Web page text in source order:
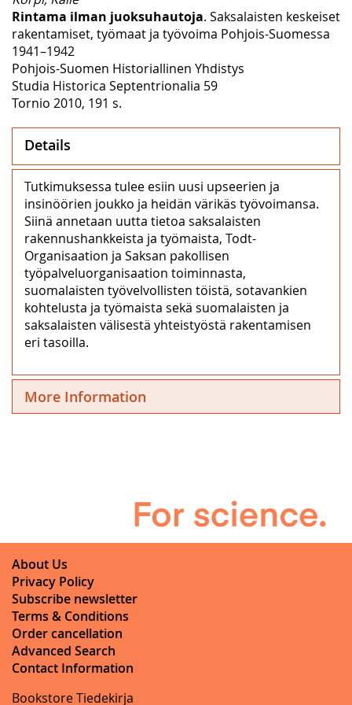
Rintama ilman juoksuhautoja. Saksalaisten keskeiset
rakentamiset, työmaat ja työvoima Pohjois-Suomessa
1941–1942
Pohjois-Suomen Historiallinen Yhdistys
Studia Historica Septentrionalia 59
Tornio 2010, 191 s.
Details
Tutkimuksessa tulee esiin uusi upseerien ja
insinöörien joukko ja heidän värikäs työvoimansa.
Siinä annetaan uutta tietoa saksalaisten
rakennushankkeista ja työmaista, Todt-
Organisaation ja Saksan pakollisen
työpalveluorganisaation toiminnasta,
suomalaisten työvelvollisten töistä, sotavankien
kohtelusta ja työmaista sekä suomalaisten ja
saksalaisten välisestä yhteistyöstä rakentamisen
eri tasoilla.
More Information
About Us
Privacy Policy
Subscribe newsletter
Terms & Conditions
Order cancellation
Advanced Search
Contact Information
Bookstore Tiedekirja